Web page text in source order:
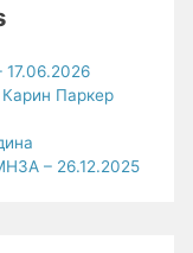
Паркер
– 26.12.2025